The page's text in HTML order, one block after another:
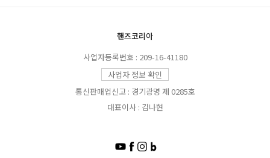
핸즈코리아
사업자등록번호 : 209-16-41180
사업자 정보 확인
통신판매업신고 : 경기광명 제 0285호
대표이사 : 김나현